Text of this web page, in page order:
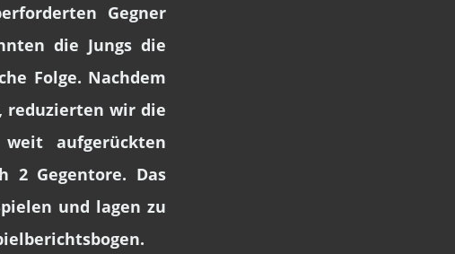
Gegner
die Jungs die
Folge. Nachdem
reduzierten wir die
aufgerückten
2 Gegentore. Das
und lagen zu